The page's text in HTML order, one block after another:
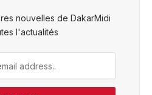
nouvelles de DakarMidi
l'actualités